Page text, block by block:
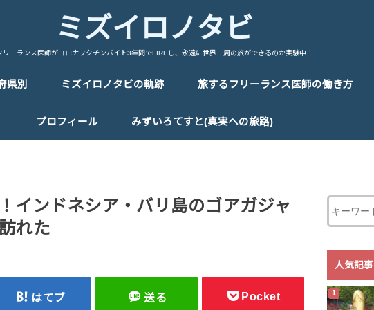
ミズイロノタビ
リーランス医師がコロナワクチンバイト3年間でFIREし、永遠に世界一周の旅ができるのか実験中！
中国/China
台湾/Taiwan
韓国/Korea
タイ/Thailand
マレーシア/Malaysia
シンガポール/Singapore
ベトナム/Vietnam
カンボジア/Cambodia
ラオス/Laos
ミャンマー/Myanmar
インドネシア/Indonesia
インド/India
ネパール/Nepal
トルコ/Turkey
イラン/Iran
アラブ首長国連邦/UAE
イタリア/Italy
フランス/France
スペイン/Spain
ポルトガル/Portugal
ドイツ/Germany
スイス/Switherland
オランダ/Netherland
ベルギー/Bergium
チェコ/Czech Republic
オーストリア/Austria
ハンガリー/Hungary
ポーランド/Poland
エストニア/Estonia
ラトビア/Latvia
リトアニア/Lithuania
フィンランド/Finland
ギリシャ/Greece
ロシア/Russia
エジプト/Egypt
エチオピア/Ethiopia
ケニア/Kenya
ウガンダ/Uganda
ルワンダ/Rwanda
タンザニア/Tanzania
マラウイ/Malawi
ザンビア/Zambia
ジンバブエ/Zinbabwe
ボツワナ/Botswana
ナミビア/Namibia
レソト/Lethoto
南アフリカ共和国/South Africa
モロッコ/Morocco
カナダ/Canada
メキシコ/Mexico
キューバ/cuba
県別 ミズイロノタビの軌跡 旅するフリーランス医師の働き方
プロフィール みずいろてすと(真実への旅路)
インドネシア・バリ島のゴアガジャ
れた
はてブ 送る Pocket
人気記事